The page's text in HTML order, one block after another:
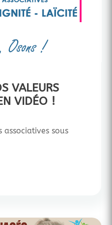
VALEURS
VIDÉO !
associatives sous